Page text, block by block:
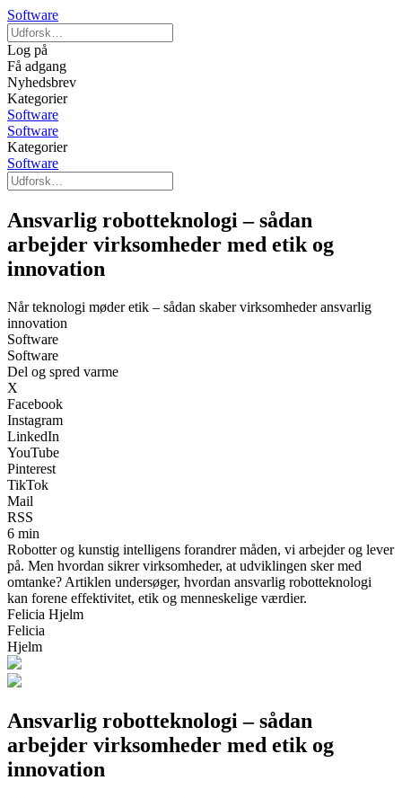
Software
Log på
Få adgang
Nyhedsbrev
Kategorier
Software
Software
Kategorier
Software
Ansvarlig robotteknologi – sådan
arbejder virksomheder med etik og
innovation
Når teknologi møder etik – sådan skaber virksomheder ansvarlig
innovation
Software
Software
Del og spred varme
X
Facebook
Instagram
LinkedIn
YouTube
Pinterest
TikTok
Mail
RSS
6 min
Robotter og kunstig intelligens forandrer måden, vi arbejder og lever
på. Men hvordan sikrer virksomheder, at udviklingen sker med
omtanke? Artiklen undersøger, hvordan ansvarlig robotteknologi
kan forene effektivitet, etik og menneskelige værdier.
Felicia Hjelm
Felicia
Hjelm
Ansvarlig robotteknologi – sådan
arbejder virksomheder med etik og
innovation